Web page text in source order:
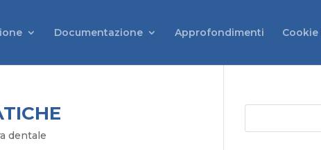
Documentazione Approfondimenti Cookie
dentale